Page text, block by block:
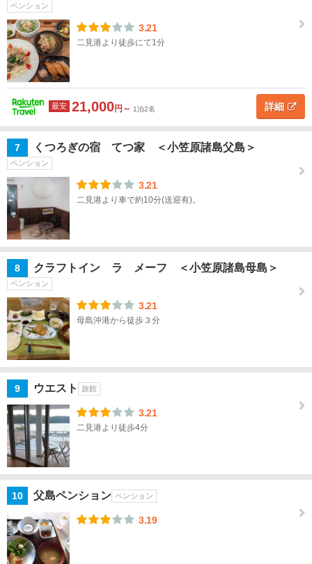
川・
目黒
六本
木・
赤坂
錦糸
両
国・
亀戸
羽
田・
大
蒲田
吉祥
寺・
三
鷹・
府
多摩
高
尾・
八王
子・
田・
立川
奥多
摩・
ペンション
3.21
二見港より徒歩にて1分
最安 21,000円～ 1泊2名 詳細
7 くつろぎの宿 てつ家 ＜小笠原諸島父島＞
ペンション
3.21
二見港より車で約10分(送迎有)。
8 クラフトイン ラ メーフ ＜小笠原諸島母島＞
ペンション
3.21
母島沖港から徒歩３分
9 ウエスト 旅館
3.21
二見港より徒歩4分
10 父島ペンション ペンション
3.19